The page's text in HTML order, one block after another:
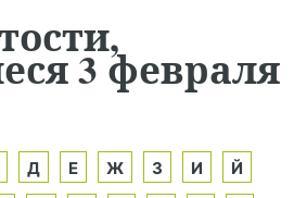
3 февраля
Д Е Ж З И Й